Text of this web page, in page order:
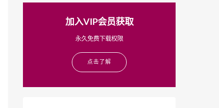
加入VIP会员获取
永久免费下载权限
点击了解